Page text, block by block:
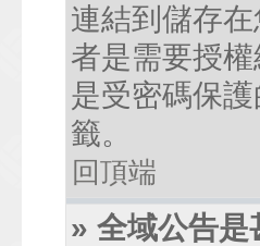
連結到儲存
者是需要授
是受密碼保
籤。
回頂端
» 全域公告是